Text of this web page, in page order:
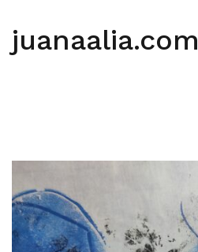
contenido
juanaalia.com